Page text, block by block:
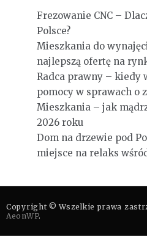
Frezowanie CNC –
Polsce?
Mieszkania do
najlepszą ofertę na
Radca prawny – kiedy
pomocy w sprawach o
Mieszkania – jak
2026 roku
Dom na drzewie pod
miejsce na relaks
Copyright © Wszelkie prawa
AeonWP.